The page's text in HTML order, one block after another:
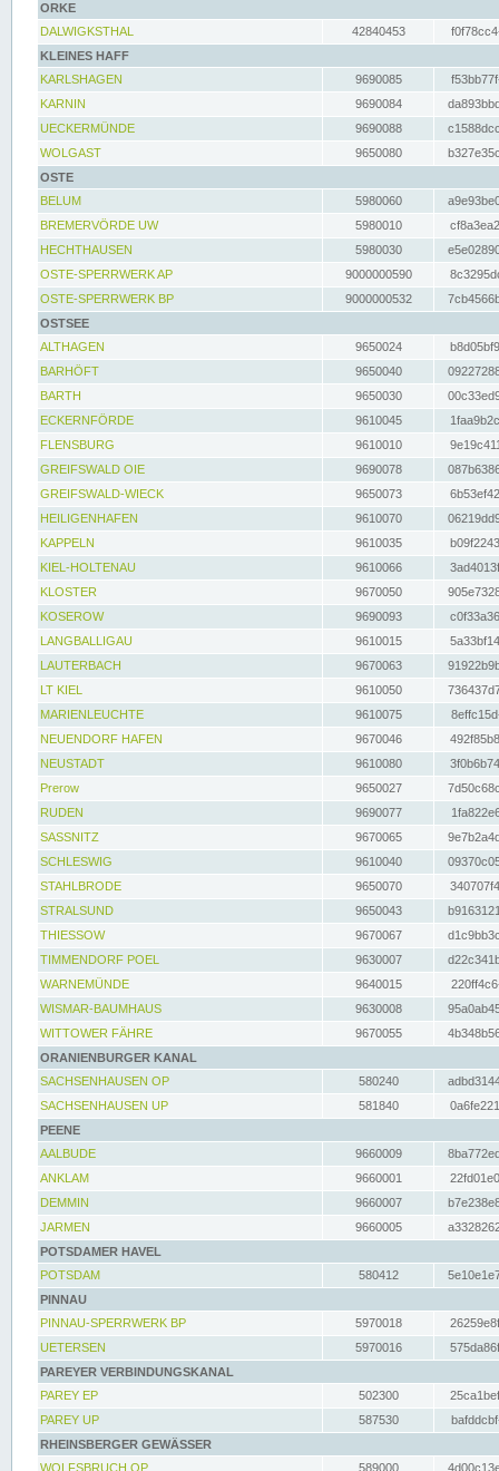
ORKE
DALWIGKSTHAL
42840453
KLEINES HAFF
KARLSHAGEN
9690085
KARNIN
9690084
UECKERMÜNDE
9690088
WOLGAST
9650080
OSTE
BELUM
5980060
BREMERVÖRDE UW
5980010
HECHTHAUSEN
5980030
OSTE-SPERRWERK AP
9000000590
OSTE-SPERRWERK BP
9000000532
OSTSEE
ALTHAGEN
9650024
BARHÖFT
9650040
BARTH
9650030
ECKERNFÖRDE
9610045
FLENSBURG
9610010
GREIFSWALD OIE
9690078
GREIFSWALD-WIECK
9650073
HEILIGENHAFEN
9610070
KAPPELN
9610035
KIEL-HOLTENAU
9610066
KLOSTER
9670050
KOSEROW
9690093
LANGBALLIGAU
9610015
LAUTERBACH
9670063
LT KIEL
9610050
MARIENLEUCHTE
9610075
NEUENDORF HAFEN
9670046
NEUSTADT
9610080
Prerow
9650027
RUDEN
9690077
SASSNITZ
9670065
SCHLESWIG
9610040
STAHLBRODE
9650070
STRALSUND
9650043
THIESSOW
9670067
TIMMENDORF POEL
9630007
WARNEMÜNDE
9640015
WISMAR-BAUMHAUS
9630008
WITTOWER FÄHRE
9670055
ORANIENBURGER KANAL
SACHSENHAUSEN OP
580240
SACHSENHAUSEN UP
581840
PEENE
AALBUDE
9660009
ANKLAM
9660001
DEMMIN
9660007
JARMEN
9660005
POTSDAMER HAVEL
POTSDAM
580412
PINNAU
PINNAU-SPERRWERK BP
5970018
UETERSEN
5970016
PAREYER VERBINDUNGSKANAL
PAREY EP
502300
PAREY UP
587530
RHEINSBERGER GEWÄSSER
WOLFSBRUCH OP
589000